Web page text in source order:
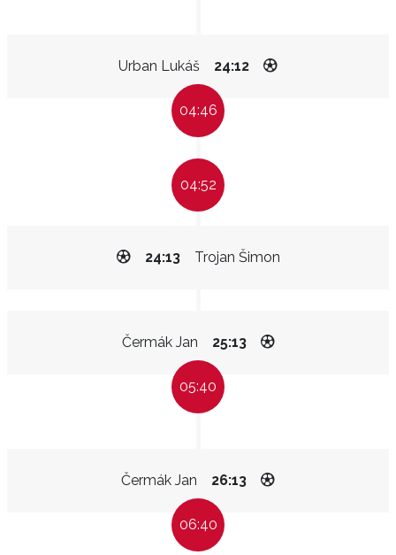
Urban Lukáš 24:12
04:46
04:52
Trojan Šimon
24:13
Čermák Jan 25:13
05:40
Čermák Jan 26:13
06:40